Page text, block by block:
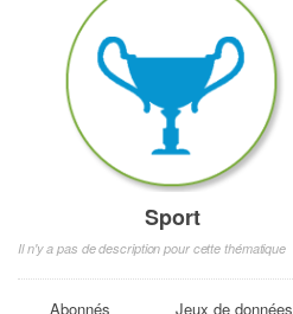
Sport
Il n'y a pas de description pour cette thématique
Abonnés Jeux de données